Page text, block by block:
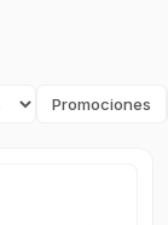
Promociones